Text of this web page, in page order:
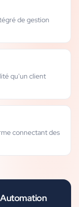
de gestion
qu'un client
connectant des